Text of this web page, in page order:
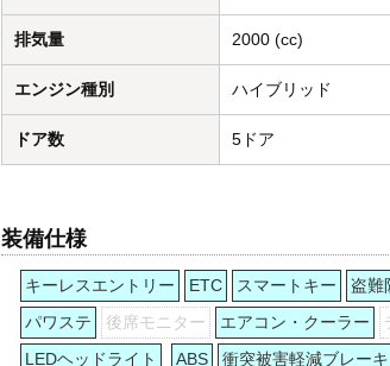
排気量 2000 (cc)
エンジン種別 ハイブリッド
ドア数 5ドア
装備仕様
キーレスエントリー ETC スマートキー 盗難
パワステ
後席モニター エアコン・クーラー
LEDヘッドライト
ABS 衝突被害軽減ブレーキ